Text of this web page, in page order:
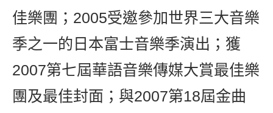
佳樂團；2005受邀參加世界三大音樂
季之一的日本富士音樂季演出；獲
2007第七屆華語音樂傳媒大賞最佳樂
團及最佳封面；與2007第18屆金曲